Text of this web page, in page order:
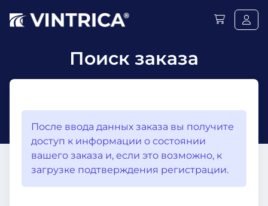
Поиск заказа
После ввода данных заказа вы получите
доступ к информации о состоянии
вашего заказа и, если это возможно, к
загрузке подтверждения регистрации.